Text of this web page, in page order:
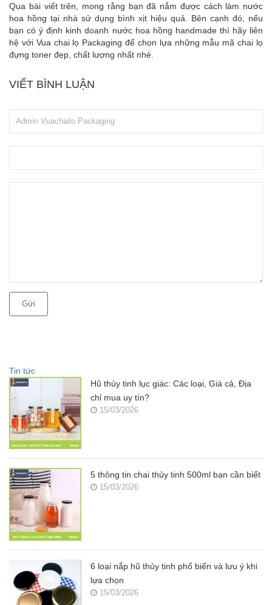
Qua bài viết trên, mong rằng bạn đã nắm được cách làm nước
hoa hồng tại nhà sử dụng bình xịt hiệu quả. Bên cạnh đó, nếu
bạn có ý định kinh doanh nước hoa hồng handmade thì hãy liên
hệ với Vua chai lọ Packaging để chọn lựa những mẫu mã chai lọ
đựng toner đẹp, chất lượng nhất nhé.
VIẾT BÌNH LUẬN
Gửi
Tin tức
Hũ thủy tinh lục giác: Các loại, Giá cả, Địa
chỉ mua uy tín?
15/03/2026
5 thông tin chai thủy tinh 500ml bạn cần biết
15/03/2026
6 loại nắp hũ thủy tinh phổ biến và lưu ý khi
lựa chọn
15/03/2026